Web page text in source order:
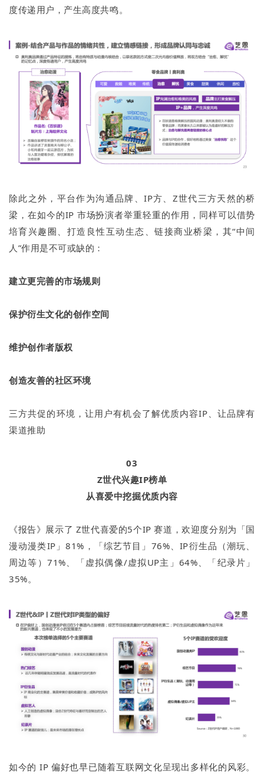
度传递用户，产生高度共鸣。
除此之外，平台作为沟通品牌、IP方、Z世代三方天然的桥
梁，在如今的IP 市场扮演者举重轻重的作用，同样可以借势
培育兴趣圈、打造良性互动生态、链接商业桥梁，其“中间
人”作用是不可或缺的：
建立更完善的市场规则
保护衍生文化的创作空间
维护创作者版权
创造友善的社区环境
三方共促的环境，让用户有机会了解优质内容IP、让品牌有
渠道推助
03
Z世代兴趣IP榜单
从喜爱中挖掘优质内容
《报告》展示了 Z世代喜爱的5个IP 赛道，欢迎度分别为「国
漫动漫类IP」81%，「综艺节目」76%、IP衍生品（潮玩、
周边等）71%、「虚拟偶像/虚拟UP主」64%、「纪录片」
35%。
如今的 IP 偏好也早已随着互联网文化呈现出多样化的风彩。